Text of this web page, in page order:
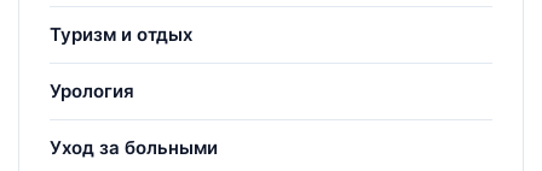
Туризм и отдых
Урология
Уход за больными